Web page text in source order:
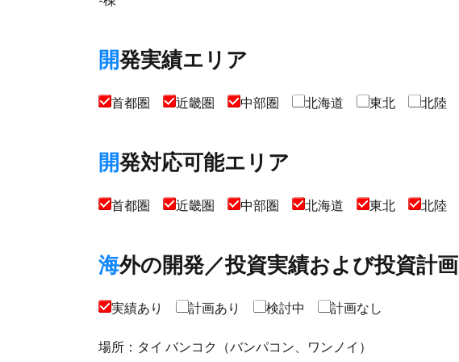
開発実績エリア
首都圏 近畿圏 中部圏 北海道 東北 北陸
開発対応可能エリア
首都圏 近畿圏 中部圏 北海道 東北 北陸
海外の開発／投資実績および投資計画
実績あり 計画あり 検討中 計画なし
場所：タイ バンコク（バンパコン、ワンノイ）